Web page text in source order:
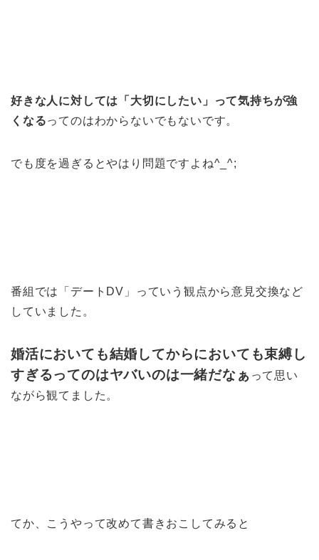
好きな人に対しては「大切にしたい」って気持ちが強
くなるってのはわからないでもないです。
でも度を過ぎるとやはり問題ですよね^_^;
番組では「デートDV」っていう観点から意見交換など
していました。
婚活においても結婚してからにおいても束縛し
すぎるってのはヤバいのは一緒だなぁ って思い
ながら観てました。
てか、こうやって改めて書きおこしてみると